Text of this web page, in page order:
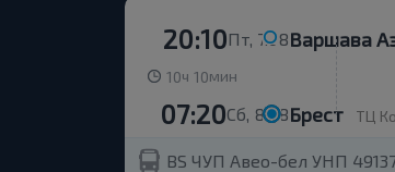
Пт, 7.08
20:10 Варшава
10ч 10мин
Сб, 8.08
07:20 Брест ТЦ
BS ЧУП Авео-бел УНП